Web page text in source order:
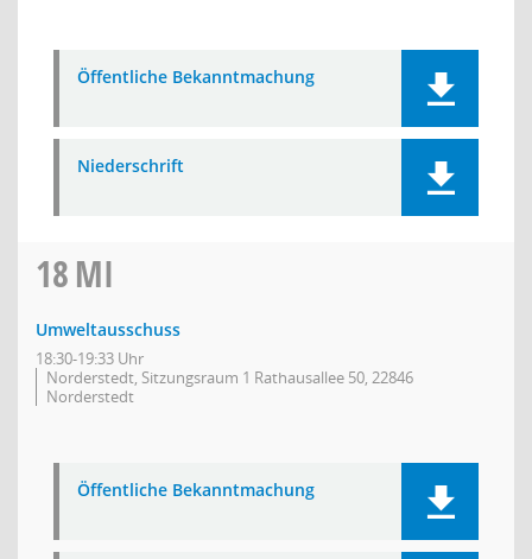
Öffentliche Bekanntmachung
Niederschrift
18MI
Umweltausschuss
18:30-19:33 Uhr
Norderstedt, Sitzungsraum 1 Rathausallee 50, 22846
Norderstedt
Öffentliche Bekanntmachung